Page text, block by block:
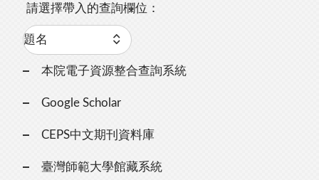
請選擇帶入的查詢欄位：
本院電子資源整合查詢系統
Google Scholar
CEPS中文期刊資料庫
臺灣師範大學館藏系統